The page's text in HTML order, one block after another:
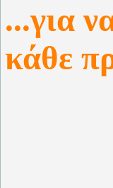
...για
κάθε